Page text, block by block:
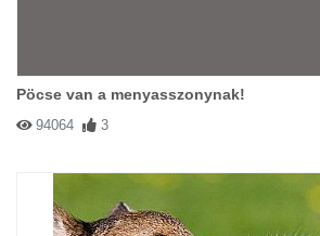
Pöcse van a menyasszonynak!
94064 3